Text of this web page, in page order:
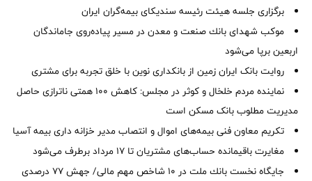
برگزاری جلسه هیئت رئیسه سندیکای بیمه‌گران ایران
موكب شهدای بانك صنعت و معدن در مسیر پیاده‌روی جاماندگان
اربعین برپا می‌شود
روایت بانک ایران زمین از بانکداری نوین با خلق تجربه برای مشتری
نماینده مردم خلخال و کوثر در مجلس: کاهش ۱۰۰ همتی ناترازی حاصل
مدیریت مطلوب بانک مسکن است
تکریم معاون فنی بیمه‌های اموال و انتصاب مدیر خزانه داری بیمه آسیا
مغایرت‌ باقیمانده حساب‌های مشتریان تا ۱۷ مرداد برطرف می‌شود
جایگاه نخست بانك ملت در 10 شاخص مهم مالی/ جهش 77 درصدی